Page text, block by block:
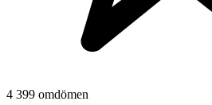
4 399 omdömen